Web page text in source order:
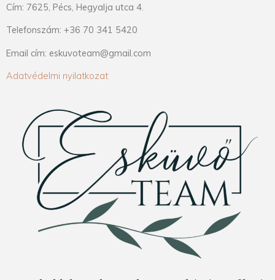
Cím: 7625, Pécs, Hegyalja utca 4.
Telefonszám: +36 70 341 5420
Email cím: eskuvoteam@gmail.com
Adatvédelmi nyilatkozat